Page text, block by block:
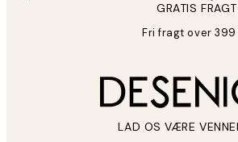
GRATIS FRAGT
Fri fragt over 399
LAD OS VÆRE